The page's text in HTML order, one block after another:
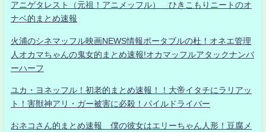
アニゲタレスト（元祖！アニメッフル） ひきこもりニートのオ
ナベ的まとめ速報
火浦のシネマッフル映画NEWS情報ポータブルの杜！オネエ管理
人オカマちゃんの鬼女的まとめ速報!オカマッフルアタックナンバ
ーハーフ
ユカ・ヨネッフル！初老的まとめ速報！！大帝イタチにラリアッ
ト！害獣神アリ・ガー被害に必殺！パイルドライバー
おネコさん的まとめ速報 僕の彼女はエリーちゃん人形！豆腐メ